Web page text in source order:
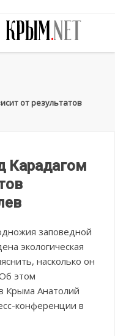
от результатов
Карадагом
заповедной
экологическая
насколько он
этом
Крыма Анатолий
конференции в